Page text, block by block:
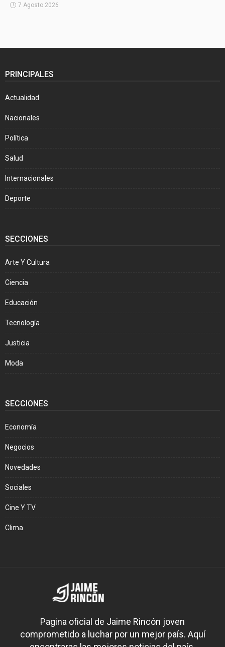
7 Agosto 2026
PRINCIPALES
Actualidad
Nacionales
Política
Salud
Internacionales
Deporte
SECCIONES
Arte Y Cultura
Ciencia
Educación
Tecnología
Justicia
Moda
SECCIONES
Economía
Negocios
Novedades
Sociales
Cine Y TV
Clima
Pagina oficial de Jaime Rincón joven
comprometido a luchar por un mejor país. Aquí